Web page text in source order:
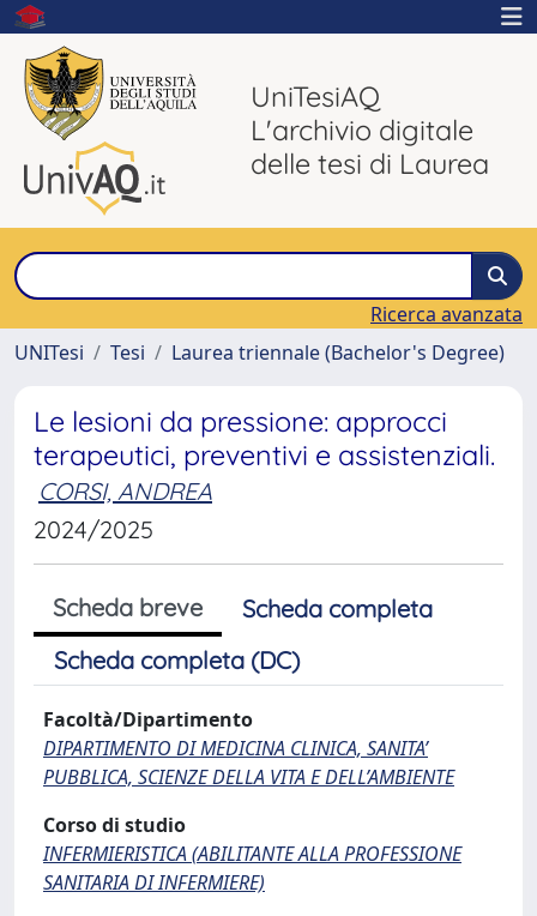
UniTesiAQ
L'archivio digitale
delle tesi di Laurea
Ricerca avanzata
UNITesi
Tesi Laurea triennale (Bachelor's Degree)
Le lesioni da pressione: approcci
terapeutici, preventivi e assistenziali.
CORSI, ANDREA
2024/2025
Scheda breve
Scheda completa
Scheda completa (DC)
Facoltà/Dipartimento
DIPARTIMENTO DI MEDICINA CLINICA, SANITA’
PUBBLICA, SCIENZE DELLA VITA E DELL’AMBIENTE
Corso di studio
INFERMIERISTICA (ABILITANTE ALLA PROFESSIONE
SANITARIA DI INFERMIERE)